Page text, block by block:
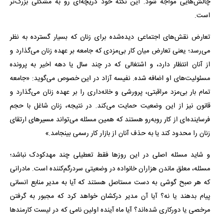
است.
تعارض نقش‌های اجتماعی دیده‌شده برای زنان که بسیار گسترده به نظر
می‌رسد؛ یعنی تعارض میان کار بی‌مزدی که جامعه بر عهده زنان می‌گذارد و
از آنان انتظار دارد، و اشتغالی که در چند سال یا دهه اخیر به پرونده
مسئولیت‌های او اضافه شده. نفیسه آزاد در این خصوص می‌گوید: «جامعه
تمام بار بی‌مزد مراقبتی، پرورشی و خانه‌داری را بر عهده زنان می‌گذارد و
قانون نیز از این وضعیت حمایت می‌کند. در نتیجه، زنان شاغل با حجم
فرساینده‌ای از کار روبه‌رو هستند که همین مسئله می‌تواند مسیرهای ارتقای
زنان را محدود کند یا به حذف آنان از بازار کار رسمی بینجامد.»
و شاید مسئله اصلی در این روزها فقط تعطیلی چند مهدکودک نباشد؛
مسئله، معلق ماندن هزاران خانواده در وضعیتی سردرگم‌کننده است. مادرانی
که هر صبح گوشی به دست مستاصل هستند که آیا به مدیر منابع انسانی
پیام بدهند یا نه؟ آیا آن مدیر درکشان خواهد کرد که مجبور به گرفتن
مرخصی یا دورکاری شده‌اند؟ آیا ماه آینده اولین نامی که در لیست کارمندها